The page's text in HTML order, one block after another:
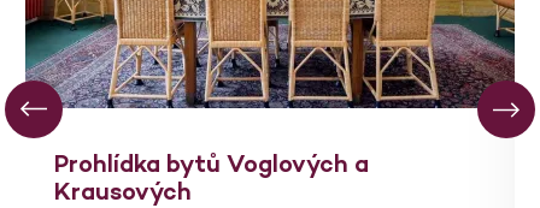
Prohlídka bytů Voglových a
Krausových